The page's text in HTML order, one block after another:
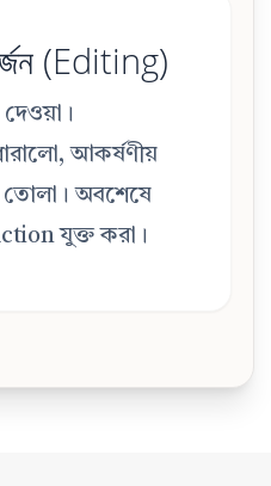
(Editing)
আকর্ষণীয়
তোলা। অবশেষে
যুক্ত করা।